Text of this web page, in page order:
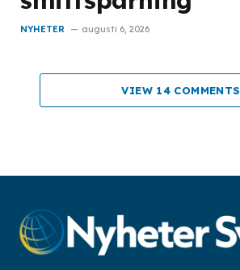
NYHETER augusti 6, 2026
VIEW 14 COMMENTS